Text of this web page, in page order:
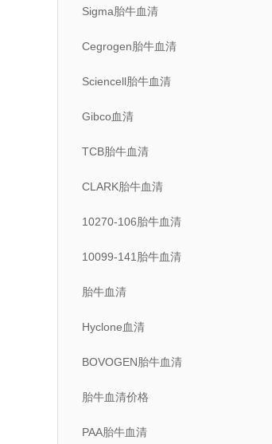
Sigma胎牛血清
Cegrogen胎牛血清
Sciencell胎牛血清
Gibco血清
TCB胎牛血清
CLARK胎牛血清
10270-106胎牛血清
10099-141胎牛血清
胎牛血清
Hyclone血清
BOVOGEN胎牛血清
胎牛血清价格
PAA胎牛血清